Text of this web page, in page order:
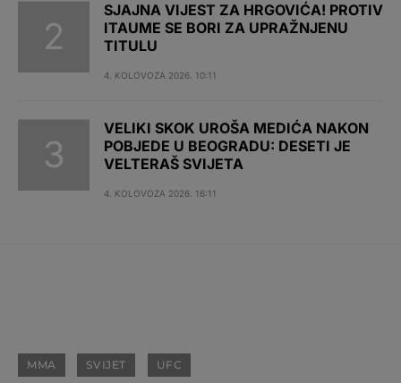
SJAJNA VIJEST ZA HRGOVIĆA! PROTIV
ITAUME SE BORI ZA UPRAŽNJENU
TITULU
4. KOLOVOZA 2026. 10:11
VELIKI SKOK UROŠA MEDIĆA NAKON
POBJEDE U BEOGRADU: DESETI JE
VELTERAŠ SVIJETA
4. KOLOVOZA 2026. 16:11
MMA SVIJET UFC